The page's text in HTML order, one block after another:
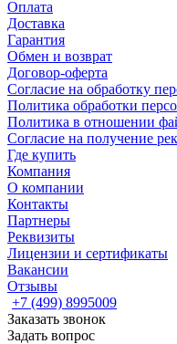
Оплата
Доставка
Гарантия
Обмен и возврат
Договор-оферта
Согласие на обработку
Политика обработки
Политика в отношении
Согласие на получение
Где купить
Компания
О компании
Контакты
Партнеры
Реквизиты
Лицензии и сертификаты
Вакансии
Отзывы
+7 (499) 8995009
Заказать звонок
Задать вопрос